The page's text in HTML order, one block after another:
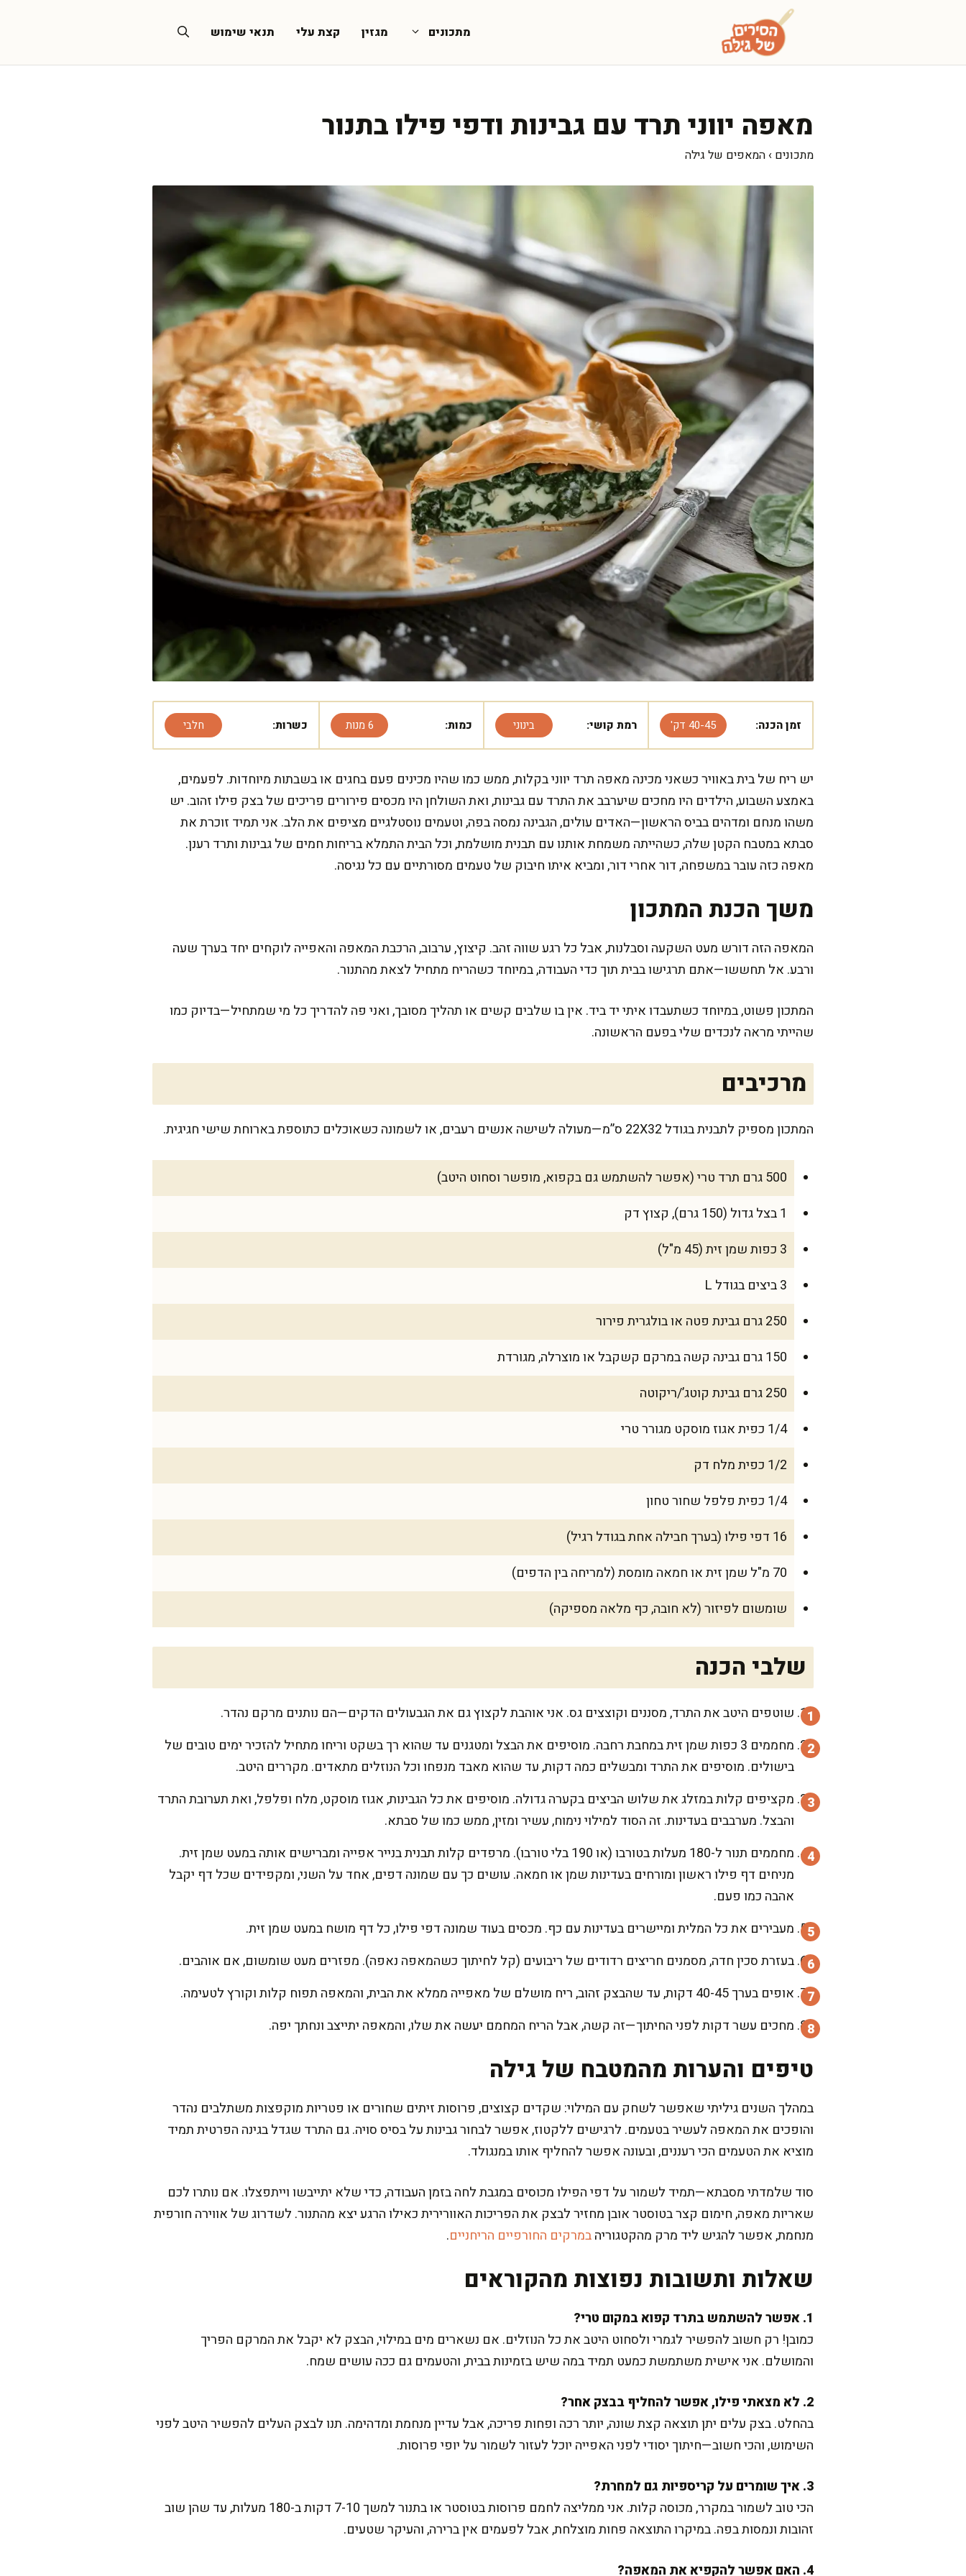
מתכונים מגזין קצת עלי תנאי שימוש
מאפה יווני תרד עם גבינות ודפי פילו בתנור
מתכונים › המאפים של גילה
זמן הכנה: 40-45 דק' רמת קושי: בינוני כמות: 6 מנות כשרות: חלבי
יש ריח של בית באוויר כשאני מכינה מאפה תרד יווני בקלות, ממש כמו שהיו מכינים פעם בחגים או בשבתות מיוחדות. לפעמים,
באמצע השבוע, הילדים היו מחכים שיערבב את התרד עם גבינות, ואת השולחן היו מכסים פירורים פריכים של בצק פילו זהוב. יש
משהו מנחם ומדהים בביס הראשון—האדים עולים, הגבינה נמסה בפה, וטעמים נוסטלגיים מציפים את הלב. אני תמיד זוכרת את
סבתא במטבח הקטן שלה, כשהייתה משמחת אותנו עם תבנית מושלמת, וכל הבית התמלא בריחות חמים של גבינות ותרד רענן.
מאפה כזה עובר במשפחה, דור אחרי דור, ומביא איתו חיבוק של טעמים מסורתיים עם כל נגיסה.
משך הכנת המתכון
המאפה הזה דורש מעט השקעה וסבלנות, אבל כל רגע שווה זהב. קיצוץ, ערבוב, הרכבת המאפה והאפייה לוקחים יחד בערך שעה
ורבע. אל תחששו—אתם תרגישו בבית תוך כדי העבודה, במיוחד כשהריח מתחיל לצאת מהתנור.
המתכון פשוט, במיוחד כשתעבדו איתי יד ביד. אין בו שלבים קשים או תהליך מסובך, ואני פה להדריך כל מי שמתחיל—בדיוק כמו
שהייתי מראה לנכדים שלי בפעם הראשונה.
מרכיבים
המתכון מספיק לתבנית בגודל 22X32 ס”מ—מעולה לשישה אנשים רעבים, או לשמונה כשאוכלים כתוספת בארוחת שישי חגיגית.
500 גרם תרד טרי (אפשר להשתמש גם בקפוא, מופשר וסחוט היטב)
1 בצל גדול (150 גרם), קצוץ דק
3 כפות שמן זית (45 מ"ל)
3 ביצים בגודל L
250 גרם גבינת פטה או בולגרית פירור
150 גרם גבינה קשה במרקם קשקבל או מוצרלה, מגורדת
250 גרם גבינת קוטג’/ריקוטה
1/4 כפית אגוז מוסקט מגורר טרי
1/2 כפית מלח דק
1/4 כפית פלפל שחור טחון
16 דפי פילו (בערך חבילה אחת בגודל רגיל)
70 מ"ל שמן זית או חמאה מומסת (למריחה בין הדפים)
שומשום לפיזור (לא חובה, כף מלאה מספיקה)
שלבי הכנה
שוטפים היטב את התרד, מסננים וקוצצים גס. אני אוהבת לקצוץ גם את הגבעולים הדקים—הם נותנים מרקם נהדר.
מחממים 3 כפות שמן זית במחבת רחבה. מוסיפים את הבצל ומטגנים עד שהוא רך בשקט וריחו מתחיל להזכיר ימים טובים של
בישולים. מוסיפים את התרד ומבשלים כמה דקות, עד שהוא מאבד מנפחו וכל הנוזלים מתאדים. מקררים היטב.
מקציפים קלות במזלג את שלוש הביצים בקערה גדולה. מוסיפים את כל הגבינות, אגוז מוסקט, מלח ופלפל, ואת תערובת התרד
והבצל. מערבבים בעדינות. זה הסוד למילוי נימוח, עשיר ומזין, ממש כמו של סבתא.
מחממים תנור ל-180 מעלות בטורבו (או 190 בלי טורבו). מרפדים קלות תבנית בנייר אפייה ומברישים אותה במעט שמן זית.
מניחים דף פילו ראשון ומורחים בעדינות שמן או חמאה. עושים כך עם שמונה דפים, אחד על השני, ומקפידים שכל דף יקבל
אהבה כמו פעם.
מעבירים את כל המלית ומיישרים בעדינות עם כף. מכסים בעוד שמונה דפי פילו, כל דף מושח במעט שמן זית.
בעזרת סכין חדה, מסמנים חריצים רדודים של ריבועים (קל לחיתוך כשהמאפה נאפה). מפזרים מעט שומשום, אם אוהבים.
אופים בערך 40-45 דקות, עד שהבצק זהוב, ריח מושלם של מאפייה ממלא את הבית, והמאפה תפוח קלות וקורץ לטעימה.
מחכים עשר דקות לפני החיתוך—זה קשה, אבל הריח המחמם יעשה את שלו, והמאפה יתייצב ונחתך יפה.
טיפים והערות מהמטבח של גילה
במהלך השנים גיליתי שאפשר לשחק עם המילוי: שקדים קצוצים, פרוסות זיתים שחורים או פטריות מוקפצות משתלבים נהדר
והופכים את המאפה לעשיר בטעמים. לרגישים ללקטוז, אפשר לבחור גבינות על בסיס סויה. גם התרד שגדל בגינה הפרטית תמיד
מוציא את הטעמים הכי רעננים, ובעונה אפשר להחליף אותו במנגולד.
סוד שלמדתי מסבתא—תמיד לשמור על דפי הפילו מכוסים במגבת לחה בזמן העבודה, כדי שלא יתייבשו וייתפצלו. אם נותרו לכם
שאריות מאפה, חימום קצר בטוסטר אובן מחזיר לבצק את הפריכות האוורירית כאילו הרגע יצא מהתנור. לשדרוג של אווירה חורפית
מנחמת, אפשר להגיש ליד מרק מהקטגוריהבמרקים החורפיים הריחניים.
שאלות ותשובות נפוצות מהקוראים
1. אפשר להשתמש בתרד קפוא במקום טרי?
כמובן! רק חשוב להפשיר לגמרי ולסחוט היטב את כל הנוזלים. אם נשארים מים במילוי, הבצק לא יקבל את המרקם הפריך
והמושלם. אני אישית משתמשת כמעט תמיד במה שיש בזמינות בבית, והטעמים גם ככה עושים שמח.
2. לא מצאתי פילו, אפשר להחליף בבצק אחר?
בהחלט. בצק עלים יתן תוצאה קצת שונה, יותר רכה ופחות פריכה, אבל עדיין מנחמת ומדהימה. תנו לבצק העלים להפשיר היטב לפני
השימוש, והכי חשוב—חיתוך יסודי לפני האפייה יוכל לעזור לשמור על יופי פרוסות.
3. איך שומרים על קריספיות גם למחרת?
הכי טוב לשמור במקרר, מכוסה קלות. אני ממליצה לחמם פרוסות בטוסטר או בתנור למשך 7-10 דקות ב-180 מעלות, עד שהן שוב
זהובות ונמסות בפה. במיקרו התוצאה פחות מוצלחת, אבל לפעמים אין ברירה, והעיקר שטעים.
4. האם אפשר להקפיא את המאפה?